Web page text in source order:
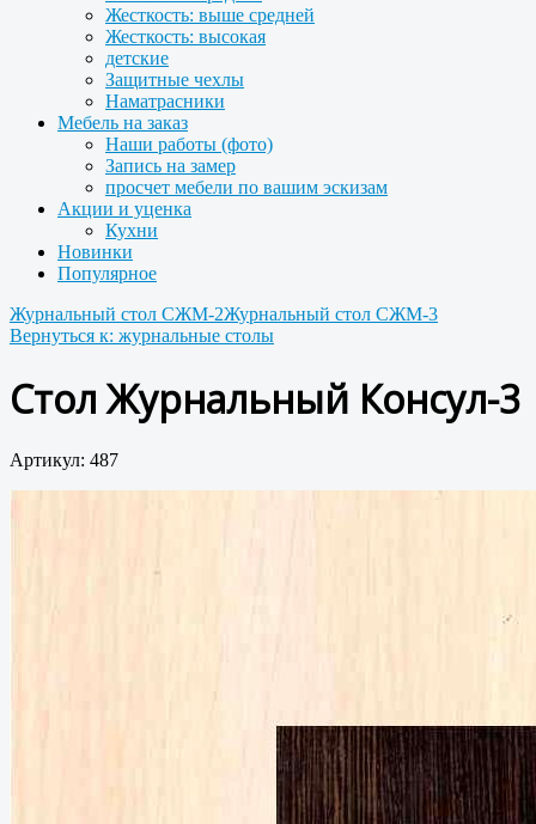
Жесткость: выше средней
Жесткость: высокая
детские
Защитные чехлы
Наматрасники
Мебель на заказ
Наши работы (фото)
Запись на замер
просчет мебели по вашим эскизам
Акции и уценка
Кухни
Новинки
Популярное
Журнальный стол СЖМ-2Журнальный стол СЖМ-3
Вернуться к: журнальные столы
Стол Журнальный Консул-3
Артикул: 487